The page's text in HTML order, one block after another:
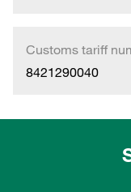
Customs tariff
8421290040